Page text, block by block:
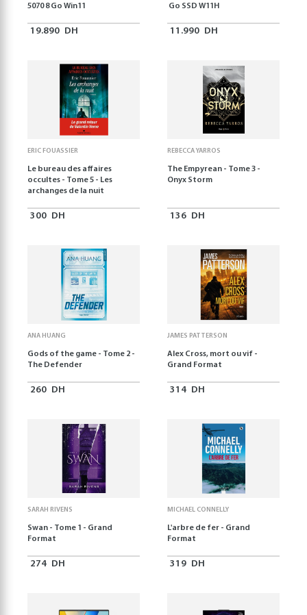
5070 8 Go Win11
19.890 DH
Go SSD W11H
11.990 DH
ERIC FOUASSIER
Le bureau des affaires
occultes - Tome 5 - Les
archanges de la nuit
300 DH
REBECCA YARROS
The Empyrean - Tome 3 -
Onyx Storm
136 DH
ANA HUANG
Gods of the game - Tome 2 -
The Defender
260 DH
JAMES PATTERSON
Alex Cross, mort ou vif -
Grand Format
314 DH
SARAH RIVENS
Swan - Tome 1 - Grand
Format
274 DH
MICHAEL CONNELLY
L'arbre de fer - Grand
Format
319 DH